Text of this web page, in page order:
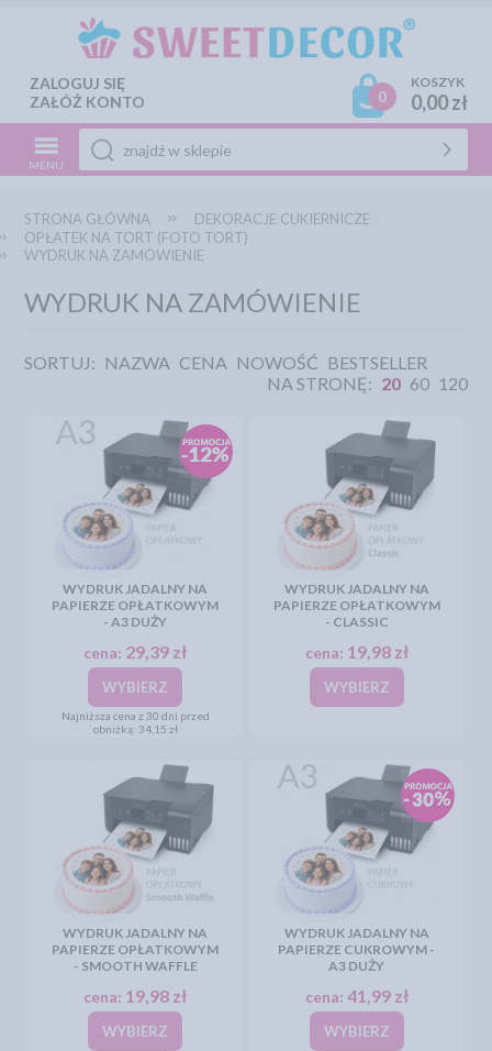
ZALOGUJ SIĘ
ZAŁÓŻ KONTO
0
KOSZYK
0,00 zł
MENU
STRONA GŁÓWNA
DEKORACJE CUKIERNICZE
OPŁATEK NA TORT (FOTO TORT)
WYDRUK NA ZAMÓWIENIE
WYDRUK NA ZAMÓWIENIE
SORTUJ: NAZWA CENA NOWOŚĆ BESTSELLER
NA STRONĘ: 20 60 120
WYDRUK JADALNY NA
PAPIERZE OPŁATKOWYM
- A3 DUŻY
cena: 29,39 zł
WYBIERZ
Najniższa cena z 30 dni przed
obniżką: 34,15 zł
WYDRUK JADALNY NA
PAPIERZE OPŁATKOWYM
- CLASSIC
cena: 19,98 zł
WYBIERZ
WYDRUK JADALNY NA
PAPIERZE OPŁATKOWYM
- SMOOTH WAFFLE
cena: 19,98 zł
WYBIERZ
WYDRUK JADALNY NA
PAPIERZE CUKROWYM -
A3 DUŻY
cena: 41,99 zł
WYBIERZ